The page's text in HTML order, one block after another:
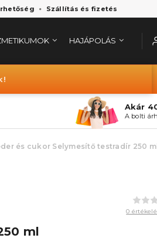
Szállítás és fizetés
HAJÁPOLÁS
Akár
A bolti
és cukor Selymesítő testradír 250 ml
0
ml